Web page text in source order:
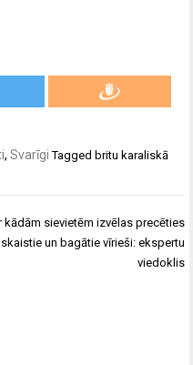
,Svarīgi Taggedbritu karaliskā
kādām sievietēm izvēlas precēties
skaistie un bagātie vīrieši: ekspertu
viedoklis